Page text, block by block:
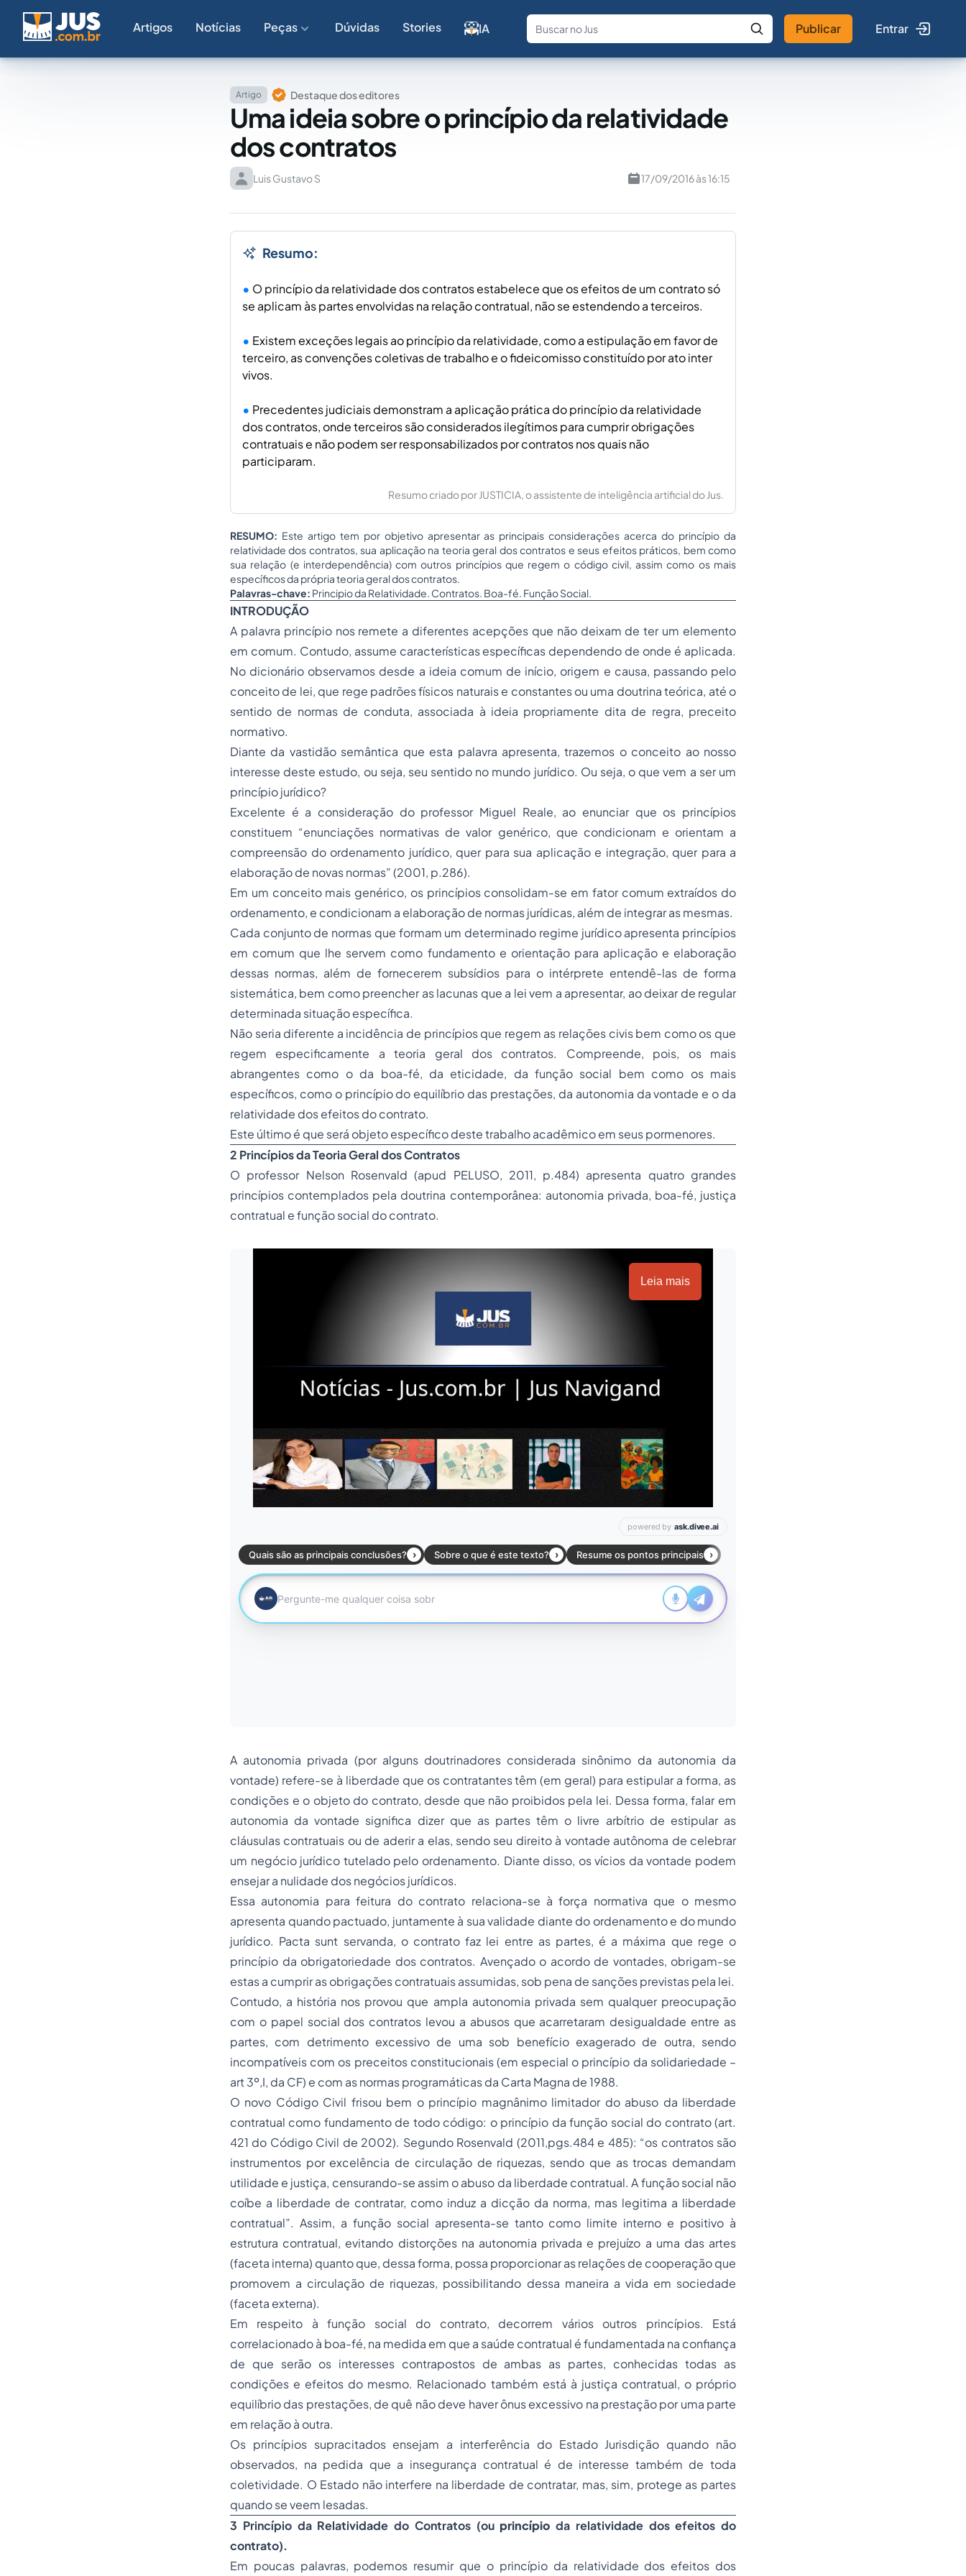
Artigos Notícias Peças Dúvidas Stories IA
Fale com a IA Buscar no Jus
Publicar Entrar
Artigo Destaque dos editores
Uma ideia sobre o princípio da relatividade
dos contratos
Luis Gustavo S 17/09/2016 às 16:15
Resumo:
O princípio da relatividade dos contratos estabelece que os efeitos de um contrato só
se aplicam às partes envolvidas na relação contratual, não se estendendo a terceiros.
Existem exceções legais ao princípio da relatividade, como a estipulação em favor de
terceiro, as convenções coletivas de trabalho e o fideicomisso constituído por ato inter
vivos.
Precedentes judiciais demonstram a aplicação prática do princípio da relatividade
dos contratos, onde terceiros são considerados ilegítimos para cumprir obrigações
contratuais e não podem ser responsabilizados por contratos nos quais não
participaram.
Resumo criado por JUSTICIA, o assistente de inteligência artificial do Jus.
RESUMO: Este artigo tem por objetivo apresentar as principais considerações acerca do princípio da
relatividade dos contratos, sua aplicação na teoria geral dos contratos e seus efeitos práticos, bem como
sua relação (e interdependência) com outros princípios que regem o código civil, assim como os mais
específicos da própria teoria geral dos contratos.
Palavras-chave: Principio da Relatividade. Contratos. Boa-fé. Função Social.
INTRODUÇÃO
A palavra princípio nos remete a diferentes acepções que não deixam de ter um elemento
em comum. Contudo, assume características específicas dependendo de onde é aplicada.
No dicionário observamos desde a ideia comum de início, origem e causa, passando pelo
conceito de lei, que rege padrões físicos naturais e constantes ou uma doutrina teórica, até o
sentido de normas de conduta, associada à ideia propriamente dita de regra, preceito
normativo.
Diante da vastidão semântica que esta palavra apresenta, trazemos o conceito ao nosso
interesse deste estudo, ou seja, seu sentido no mundo jurídico. Ou seja, o que vem a ser um
princípio jurídico?
Excelente é a consideração do professor Miguel Reale, ao enunciar que os princípios
constituem “enunciações normativas de valor genérico, que condicionam e orientam a
compreensão do ordenamento jurídico, quer para sua aplicação e integração, quer para a
elaboração de novas normas” (2001, p.286).
Em um conceito mais genérico, os princípios consolidam-se em fator comum extraídos do
ordenamento, e condicionam a elaboração de normas jurídicas, além de integrar as mesmas.
Cada conjunto de normas que formam um determinado regime jurídico apresenta princípios
em comum que lhe servem como fundamento e orientação para aplicação e elaboração
dessas normas, além de fornecerem subsídios para o intérprete entendê-las de forma
sistemática, bem como preencher as lacunas que a lei vem a apresentar, ao deixar de regular
determinada situação específica.
Não seria diferente a incidência de princípios que regem as relações civis bem como os que
regem especificamente a teoria geral dos contratos. Compreende, pois, os mais
abrangentes como o da boa-fé, da eticidade, da função social bem como os mais
específicos, como o princípio do equilíbrio das prestações, da autonomia da vontade e o da
relatividade dos efeitos do contrato.
Este último é que será objeto específico deste trabalho acadêmico em seus pormenores.
2 Princípios da Teoria Geral dos Contratos
O professor Nelson Rosenvald (apud PELUSO, 2011, p.484) apresenta quatro grandes
princípios contemplados pela doutrina contemporânea: autonomia privada, boa-fé, justiça
contratual e função social do contrato.
Leia mais
A autonomia privada (por alguns doutrinadores considerada sinônimo da autonomia da
vontade) refere-se à liberdade que os contratantes têm (em geral) para estipular a forma, as
condições e o objeto do contrato, desde que não proibidos pela lei. Dessa forma, falar em
autonomia da vontade significa dizer que as partes têm o livre arbítrio de estipular as
cláusulas contratuais ou de aderir a elas, sendo seu direito à vontade autônoma de celebrar
um negócio jurídico tutelado pelo ordenamento. Diante disso, os vícios da vontade podem
ensejar a nulidade dos negócios jurídicos.
Essa autonomia para feitura do contrato relaciona-se à força normativa que o mesmo
apresenta quando pactuado, juntamente à sua validade diante do ordenamento e do mundo
jurídico. Pacta sunt servanda, o contrato faz lei entre as partes, é a máxima que rege o
princípio da obrigatoriedade dos contratos. Avençado o acordo de vontades, obrigam-se
estas a cumprir as obrigações contratuais assumidas, sob pena de sanções previstas pela lei.
Contudo, a história nos provou que ampla autonomia privada sem qualquer preocupação
com o papel social dos contratos levou a abusos que acarretaram desigualdade entre as
partes, com detrimento excessivo de uma sob benefício exagerado de outra, sendo
incompatíveis com os preceitos constitucionais (em especial o princípio da solidariedade –
art 3º,I, da CF) e com as normas programáticas da Carta Magna de 1988.
O novo Código Civil frisou bem o princípio magnânimo limitador do abuso da liberdade
contratual como fundamento de todo código: o princípio da função social do contrato (art.
421 do Código Civil de 2002). Segundo Rosenvald (2011,pgs.484 e 485): “os contratos são
instrumentos por excelência de circulação de riquezas, sendo que as trocas demandam
utilidade e justiça, censurando-se assim o abuso da liberdade contratual. A função social não
coíbe a liberdade de contratar, como induz a dicção da norma, mas legitima a liberdade
contratual”. Assim, a função social apresenta-se tanto como limite interno e positivo à
estrutura contratual, evitando distorções na autonomia privada e prejuízo a uma das artes
(faceta interna) quanto que, dessa forma, possa proporcionar as relações de cooperação que
promovem a circulação de riquezas, possibilitando dessa maneira a vida em sociedade
(faceta externa).
Em respeito à função social do contrato, decorrem vários outros princípios. Está
correlacionado à boa-fé, na medida em que a saúde contratual é fundamentada na confiança
de que serão os interesses contrapostos de ambas as partes, conhecidas todas as
condições e efeitos do mesmo. Relacionado também está à justiça contratual, o próprio
equilíbrio das prestações, de quê não deve haver ônus excessivo na prestação por uma parte
em relação à outra.
Os princípios supracitados ensejam a interferência do Estado Jurisdição quando não
observados, na pedida que a insegurança contratual é de interesse também de toda
coletividade. O Estado não interfere na liberdade de contratar, mas, sim, protege as partes
quando se veem lesadas.
3 Princípio da Relatividade do Contratos (ouprincípio da relatividade dos efeitos do
contrato).
Em poucas palavras, podemos resumir que o princípio da relatividade dos efeitos dos